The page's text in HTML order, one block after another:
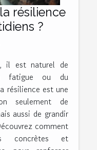
résilience
?
il est naturel de
fatigue ou du
résilience est une
seulement de
aussi de grandir
comment
concrètes et